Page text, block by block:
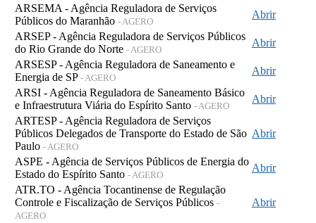
ARSEMA - Agência Reguladora de Serviços
Públicos do Maranhão - AGERO
Abrir
ARSEP - Agência Reguladora de Serviços Públicos
do Rio Grande do Norte - AGERO
Abrir
ARSESP - Agência Reguladora de Saneamento e
Energia de SP - AGERO
Abrir
ARSI - Agência Reguladora de Saneamento Básico
e Infraestrutura Viária do Espírito Santo - AGERO
Abrir
ARTESP - Agência Reguladora de Serviços
Públicos Delegados de Transporte do Estado de São
Paulo - AGERO
Abrir
ASPE - Agência de Serviços Públicos de Energia do
Estado do Espírito Santo - AGERO
Abrir
ATR.TO - Agência Tocantinense de Regulação
Controle e Fiscalização de Serviços Públicos -
AGERO
Abrir